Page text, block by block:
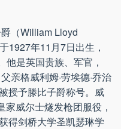
（William Lloyd
1927年11月7日出生，
是英国贵族、军官，
亲格威利姆·劳埃德·乔治
授予滕比子爵称号。威
威尔士燧发枪团服役，
得剑桥大学圣凯瑟琳学